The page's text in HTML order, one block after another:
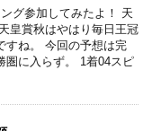
グ参加してみたよ！ 天
皇賞秋はやはり毎日王冠
すね。 今回の予想は完
圏に入らず。 1着04スピ